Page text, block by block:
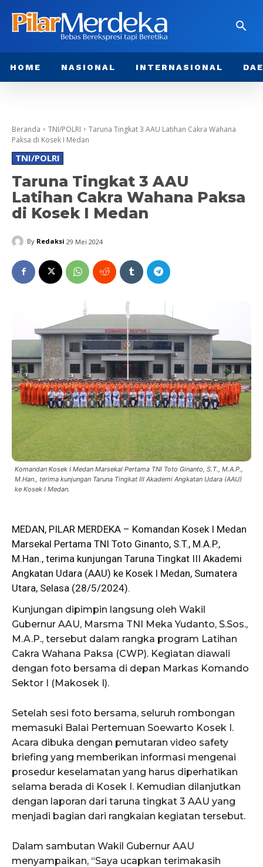
HOME NASIONAL INTERNASIONAL
Beranda TNI/POLRI
Taruna Tingkat 3 AAU Latihan Cakra Wahana
Paksa di Kosek I Medan
TNI/POLRI
Taruna Tingkat 3 AAU
Latihan Cakra Wahana Paksa
di Kosek I Medan
By Redaksi 29 Mei 2024
Komandan Kosek I Medan Marsekal Pertama TNI Toto Ginanto, S.T., M.A.P.,
M.Han., terima kunjungan Taruna Tingkat III Akademi Angkatan Udara (AAU)
ke Kosek I Medan.
MEDAN, PILAR MERDEKA – Komandan Kosek I Medan
Marsekal Pertama TNI Toto Ginanto, S.T., M.A.P.,
M.Han., terima kunjungan Taruna Tingkat III Akademi
Angkatan Udara (AAU) ke Kosek I Medan, Sumatera
Utara, Selasa (28/5/2024).
Kunjungan dipimpin langsung oleh Wakil
Gubernur AAU, Marsma TNI Meka Yudanto, S.Sos.,
M.A.P., tersebut dalam rangka program Latihan
Cakra Wahana Paksa (CWP). Kegiatan diawali
dengan foto bersama di depan Markas Komando
Sektor I (Makosek I).
Setelah sesi foto bersama, seluruh rombongan
memasuki Balai Pertemuan Soewarto Kosek I.
Acara dibuka dengan pemutaran video safety
briefing yang memberikan informasi mengenai
prosedur keselamatan yang harus diperhatikan
selama berada di Kosek I. Kemudian dilanjutkan
dengan laporan dari taruna tingkat 3 AAU yang
menjadi bagian dari rangkaian kegiatan tersebut.
Dalam sambutan Wakil Gubernur AAU
menyampaikan, “Saya ucapkan terimakasih